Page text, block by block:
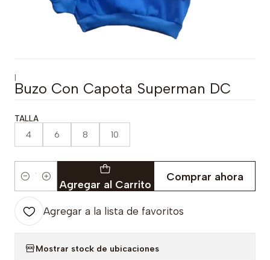
|
Buzo Con Capota Superman DC
TALLA
4 6 8 10
Cantidad Agregar al Carrito
Comprar ahora
Agregar a la lista de favoritos
Mostrar stock de ubicaciones